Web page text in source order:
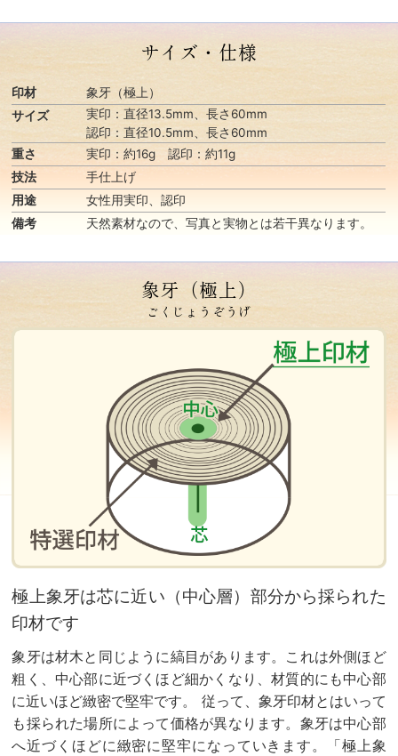
サイズ・仕様
印材
象牙（極上）
サイズ
実印：直径13.5mm、長さ60mm
認印：直径10.5mm、長さ60mm
重さ
実印：約16g 認印：約11g
技法
手仕上げ
用途
女性用実印、認印
備考
天然素材なので、写真と実物とは若干異なります。
象牙（極上）
ごくじょうぞうげ
極上象牙は芯に近い（中心層）部分から採られた
印材です
象牙は材木と同じように縞目があります。これは外側ほど
粗く、中心部に近づくほど細かくなり、材質的にも中心部
に近いほど緻密で堅牢です。 従って、象牙印材とはいって
も採られた場所によって価格が異なります。象牙は中心部
へ近づくほどに緻密に堅牢になっていきます。「極上象